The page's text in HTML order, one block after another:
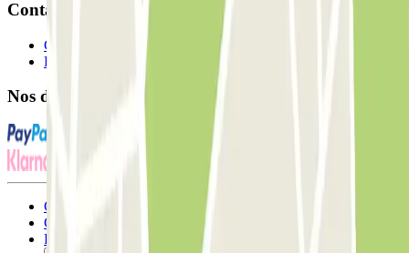
Contact
Contactez-nous
FAQ
Nos différents modes de paiement:
Conditions générales d'utilisation et contrat
Conditions d'annulation
Politique relative aux cookies